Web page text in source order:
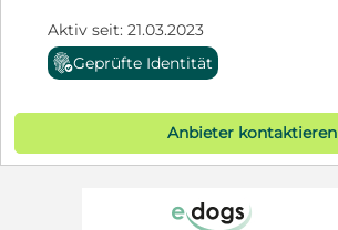
Aktiv seit: 21.03.2023
Geprüfte Identität
Anbieter kontaktieren